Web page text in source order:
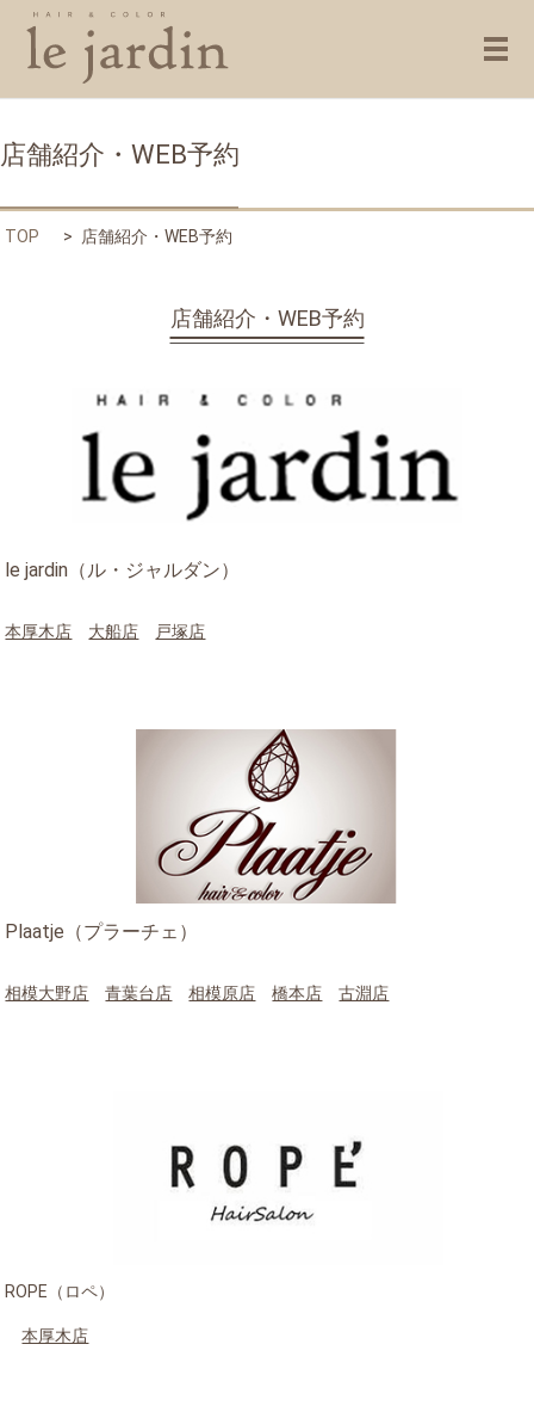
メ
店舗紹介・WEB予約
TOP 店舗紹介・WEB予約
店舗紹介・WEB予約
le jardin（ル・ジャルダン）
本厚木店 大船店 戸塚店
Plaatje（プラーチェ）
相模大野店 青葉台店 相模原店 橋本店 古淵店
ROPE（ロペ）
本厚木店